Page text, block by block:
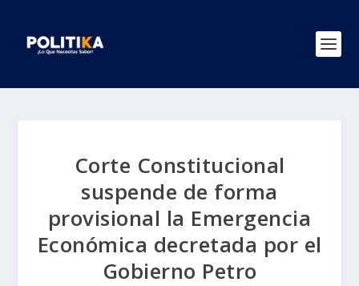
Corte Constitucional
suspende de forma
provisional la Emergencia
Económica decretada por el
Gobierno Petro